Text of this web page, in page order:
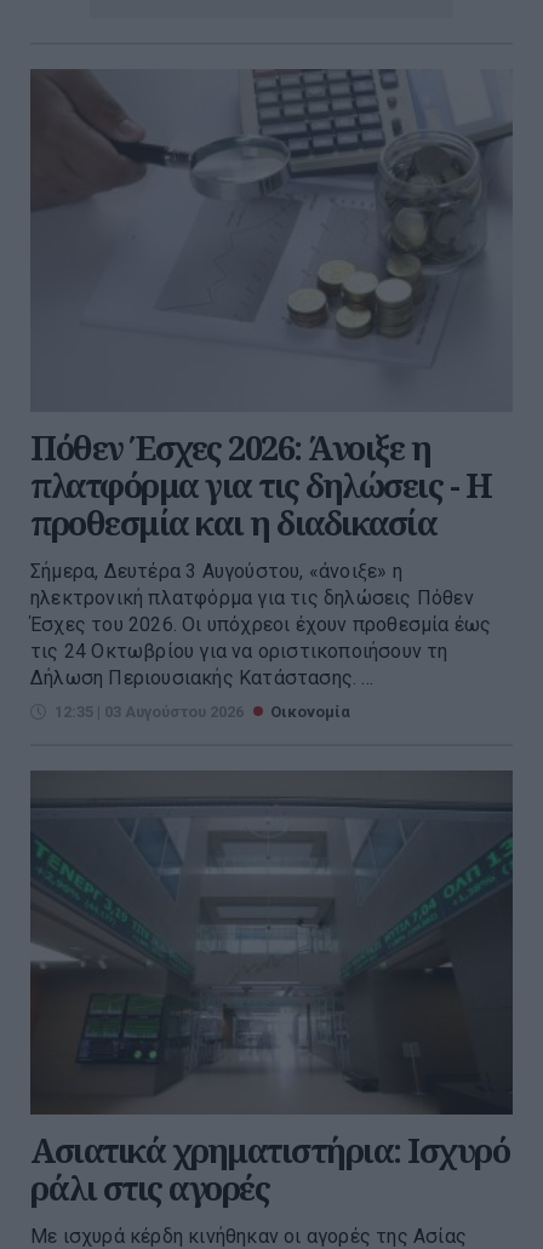
Πόθεν Έσχες 2026: Άνοιξε η
πλατφόρμα για τις δηλώσεις - Η
προθεσμία και η διαδικασία
Σήμερα, Δευτέρα 3 Αυγούστου, «άνοιξε» η
ηλεκτρονική πλατφόρμα για τις δηλώσεις Πόθεν
Έσχες του 2026. Οι υπόχρεοι έχουν προθεσμία έως
τις 24 Οκτωβρίου για να οριστικοποιήσουν τη
Δήλωση Περιουσιακής Κατάστασης. ...
12:35 | 03 Αυγούστου 2026 Οικονομία
Ασιατικά χρηματιστήρια: Ισχυρό
ράλι στις αγορές
Με ισχυρά κέρδη κινήθηκαν οι αγορές της Ασίας